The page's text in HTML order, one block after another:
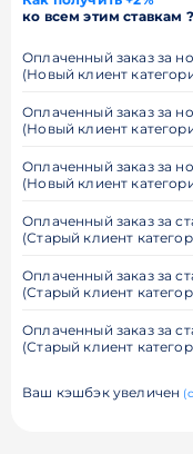
ко всем этим ставкам ?
Оплаченный заказ за
(Новый клиент
Оплаченный заказ за
(Новый клиент
Оплаченный заказ за
(Новый клиент
Оплаченный заказ за
(Старый клиент
Оплаченный заказ за
(Старый клиент
Оплаченный заказ за
(Старый клиент
Ваш кэшбэк увеличен